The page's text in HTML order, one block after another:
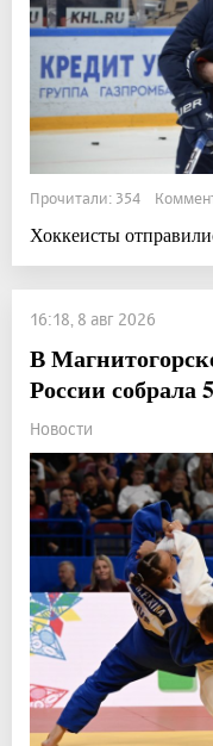
Прочитали: 354
Хоккеисты
16:18, 8 авг 2026
В
России собрала
Новости